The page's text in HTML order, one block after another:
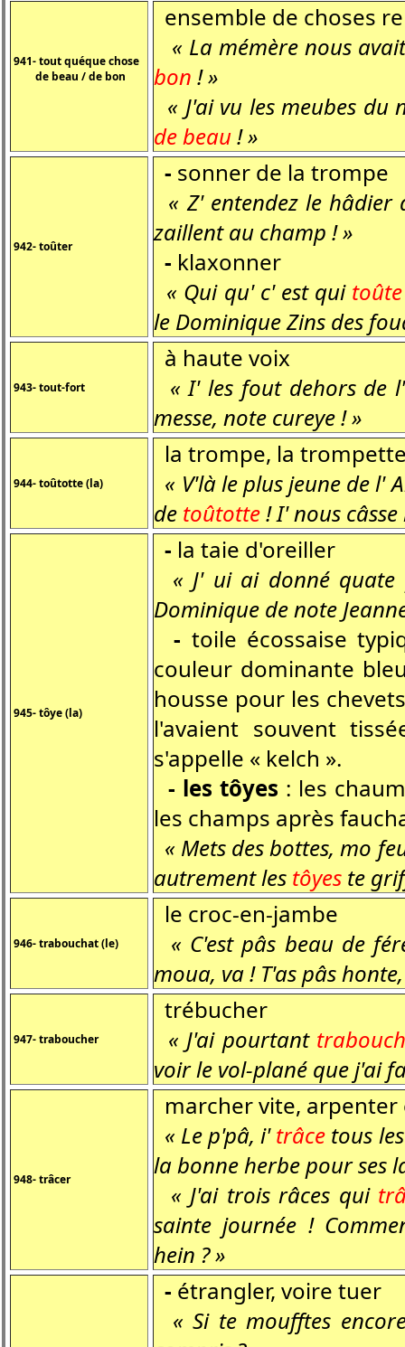
941- tout quéque chose
de beau / de bon
ensemble de choses
« La mémère nous
bon ! »
« J'ai vu les meubes
de beau! »
942- toûter
- sonner de la trompe
« Z' entendez le
zaillent au champ ! »
- klaxonner
« Qui qu' c' est qui toûte
le Dominique Zins des
943- tout-fort
à haute voix
« I' les fout dehors de
messe, note cureye ! »
944- toûtotte (la)
la trompe, la
« V'là le plus jeune de l'
de toûtotte! I' nous
945- tôye (la)
- la taie d'oreiller
« J' ui ai donné
Dominique de note
- toile écossaise
couleur dominante
housse pour les
l'avaient souvent
s'appelle « kelch ».
- les tôyes : les
les champs après
« Mets des bottes, mo
autrement les tôyes te
946- trabouchat (le)
le croc-en-jambe
« C'est pâs beau de
moua, va ! T'as pâs
947- traboucher
trébucher
« J'ai pourtant
voir le vol-plané que j'ai
948- trâcer
marcher vite, arpenter
« Le p'pâ, i'trâce tous
la bonne herbe pour ses
« J'ai trois râces qui
sainte journée !
hein ? »
- étrangler, voire tuer
« Si te moufftes